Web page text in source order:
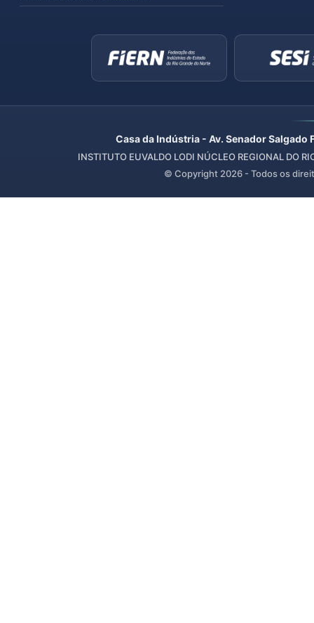
Casa da Indústria - Av. Senador
INSTITUTO EUVALDO LODI NÚCLEO REGIONAL DO
© Copyright 2026 - Todos os